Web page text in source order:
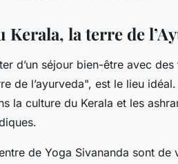
la terre de
d’un séjour bien-être avec
de l’ayurveda", est le lieu
la culture du Kerala et les
de Yoga Sivananda sont de